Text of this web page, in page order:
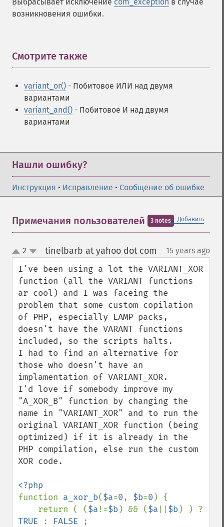
возникновения ошибки.
Смотрите также
variant_or() - Побитовое ИЛИ над двумя
вариантами
variant_and() - Побитовое И над двумя
вариантами
Нашли ошибку?
Инструкция • Исправление • Сообщение об ошибке
＋ Добавить
Примечания пользователей 3 notes
up
down
2 tinelbarb at yahoo dot com 15 years ago
I've been using a lot the VARIANT_XOR
function (all the VARIANT functions
ar cool) and I was faceing the
problem that some custom copilation
of PHP, especially LAMP packs,
doesn't have the VARANT functions
included, so the scripts halts.
I had to find an alternative for
those who doesn't have an
implamentation of VARIANT_XOR.
I'd love if somebody improve my
"A_XOR_B" function by changing the
name in "VARIANT_XOR" and to run the
original VARIANT_XOR function (being
optimized) if it is already in the
PHP compilation, else run the custom
XOR code.
function a_xor_b($a=0, $b=0 ) {
    return ( (
$a !=$b) && ($a $b
TRUE
: FALSE
;